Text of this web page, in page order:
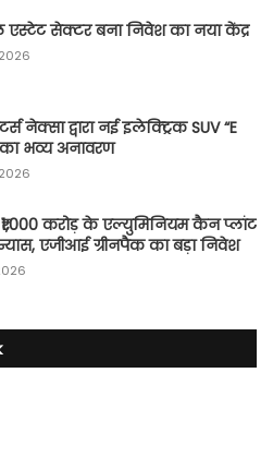
एस्टेट सेक्टर बना निवेश का नया केंद्र
नेक्सा द्वारा नई इलेक्ट्रिक SUV “E
का भव्य अनावरण
करोड़ के एल्युमिनियम कैन प्लांट
एजीआई ग्रीनपैक का बड़ा निवेश